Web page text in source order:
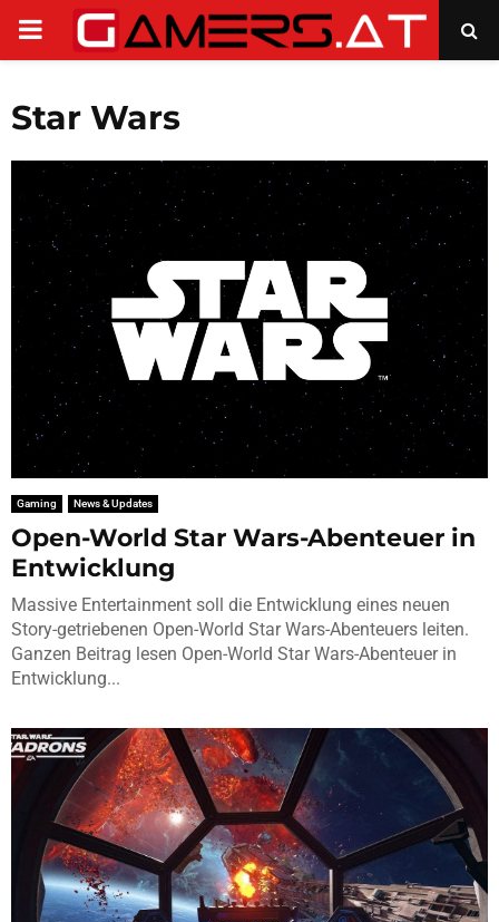
PRIMARY
Star Wars
Gaming News & Updates
Open-World Star Wars-Abenteuer in
Entwicklung
Massive Entertainment soll die Entwicklung eines neuen
Story-getriebenen Open-World Star Wars-Abenteuers leiten.
Ganzen Beitrag lesen Open-World Star Wars-Abenteuer in
Entwicklung...